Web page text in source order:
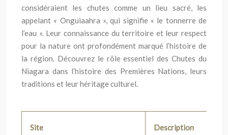
considéraient les chutes comme un lieu sacré, les
appelant « Onguiaahra », qui signifie « le tonnerre de
l’eau ». Leur connaissance du territoire et leur respect
pour la nature ont profondément marqué l’histoire de
la région. Découvrez le rôle essentiel des Chutes du
Niagara dans l’histoire des Premières Nations, leurs
traditions et leur héritage culturel.
Site Description